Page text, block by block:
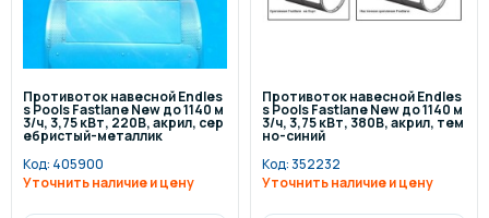
Противоток навесной Endles
s Pools Fastlane New до 1140 м
3/ч, 3,75 кВт, 220В, акрил, сер
ебристый-металлик
Код: 405900
Уточнить наличие и цену
Противоток навесной Endles
s Pools Fastlane New до 1140 м
3/ч, 3,75 кВт, 380В, акрил, тем
но-синий
Код:352232
Уточнить наличие и цену